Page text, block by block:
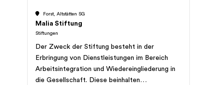
Wesentliche auf der Website.
Forst, Altstätten SG
Malia Stiftung
Stiftungen
Der Zweck der Stiftung besteht in der
Erbringung von Dienstleistungen im Bereich
Arbeitsintegration und Wiedereingliederung in
die Gesellschaft. Diese beinhalten